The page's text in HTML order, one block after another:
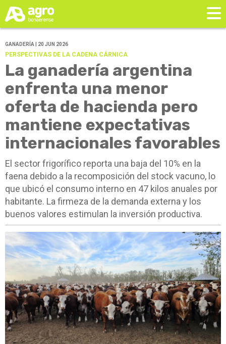
GANADERÍA | 20 JUN 2026
PERSPECTIVAS DE LA CADENA CÁRNICA
La ganadería argentina
enfrenta una menor
oferta de hacienda pero
mantiene expectativas
internacionales favorables
El sector frigorífico reporta una baja del 10% en la
faena debido a la recomposición del stock vacuno, lo
que ubicó el consumo interno en 47 kilos anuales por
habitante. La firmeza de la demanda externa y los
buenos valores estimulan la inversión productiva.